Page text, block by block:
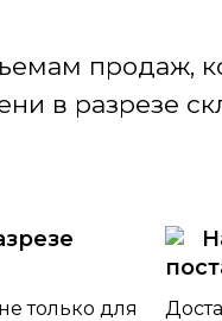
продаж,
в разрезе
только для